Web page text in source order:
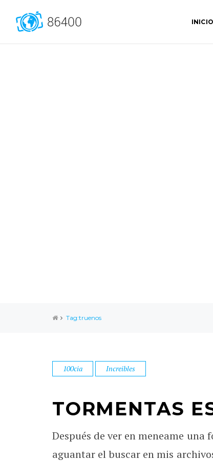
INICIO
Tag:truenos
100cia Increibles
TORMENTAS
Después de ver en meneame
aguantar el buscar en mis